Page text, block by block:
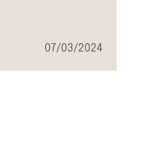
07/03/2024